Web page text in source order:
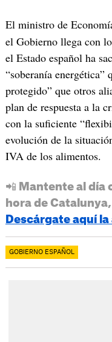
El ministro de
el Gobierno llega con
el Estado español ha
“soberanía energética”
protegido” que otros
plan de respuesta a la
con la suficiente
evolución de la
IVA de los alimentos.
📲 Mantente al día
hora de
Descárgate aquí
GOBIERNO ESPAÑOL